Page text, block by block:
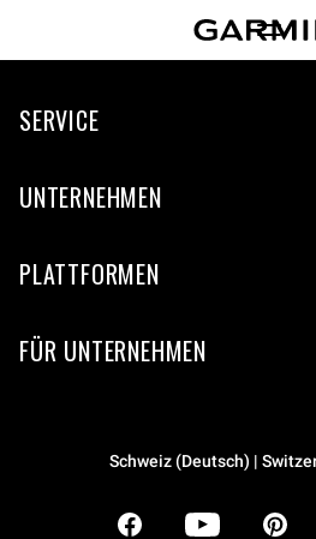
SERVICE
UNTERNEHMEN
PLATTFORMEN
FÜR UNTERNEHMEN
Schweiz (Deutsch) |